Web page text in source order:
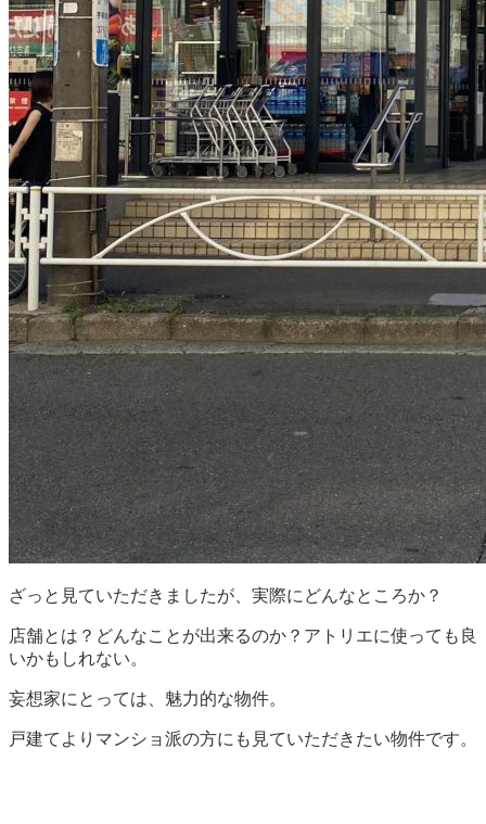
ざっと見ていただきましたが、実際にどんなところか？
店舗とは？どんなことが出来るのか？アトリエに使っても良
いかもしれない。
妄想家にとっては、魅力的な物件。
戸建てよりマンショ派の方にも見ていただきたい物件です。